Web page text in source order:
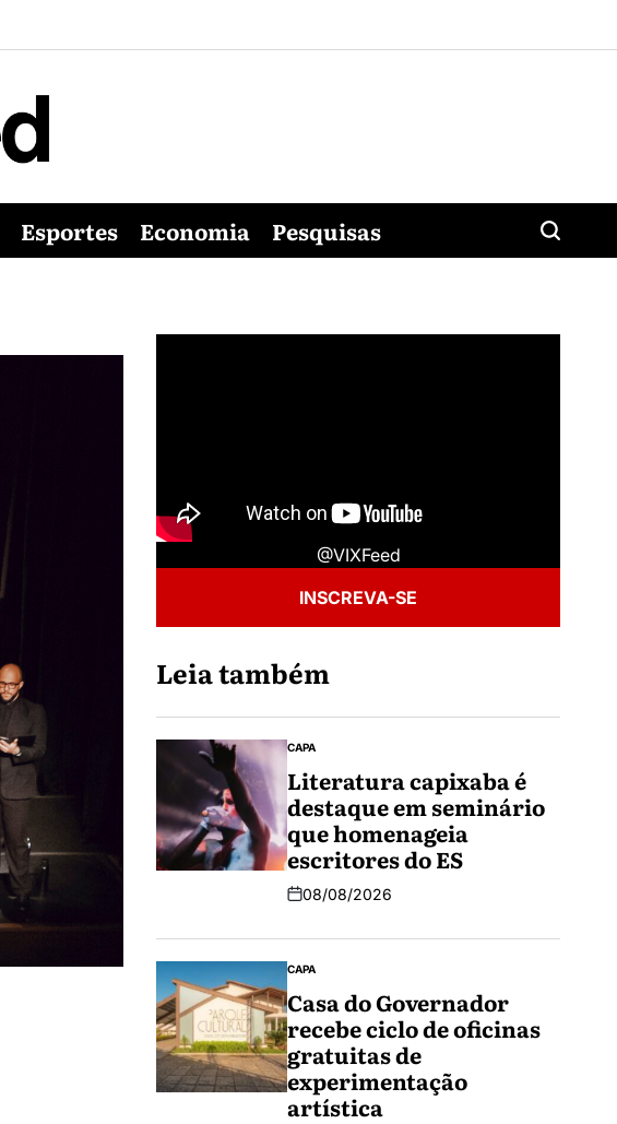
Esportes Economia Pesquisas
@VIXFeed
INSCREVA-SE
Leia também
CAPA
Literatura capixaba é
destaque em seminário
que homenageia
escritores do ES
08/08/2026
CAPA
Casa do Governador
recebe ciclo de oficinas
gratuitas de
experimentação
artística